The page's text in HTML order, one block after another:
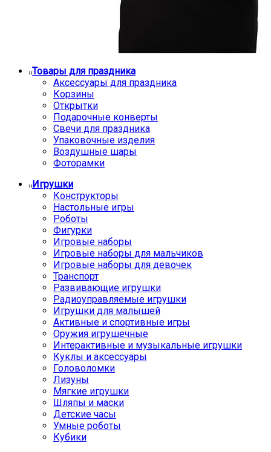
Товары для праздника
Аксессуары для праздника
Корзины
Открытки
Подарочные конверты
Свечи для праздника
Упаковочные изделия
Воздушные шары
Фоторамки
Игрушки
Конструкторы
Настольные игры
Роботы
Фигурки
Игровые наборы
Игровые наборы для мальчиков
Игровые наборы для девочек
Транспорт
Развивающие игрушки
Радиоуправляемые игрушки
Игрушки для малышей
Активные и спортивные игры
Оружия игрушечные
Интерактивные и музыкальные игрушки
Куклы и аксессуары
Головоломки
Лизуны
Мягкие игрушки
Шляпы и маски
Детские часы
Умные роботы
Кубики